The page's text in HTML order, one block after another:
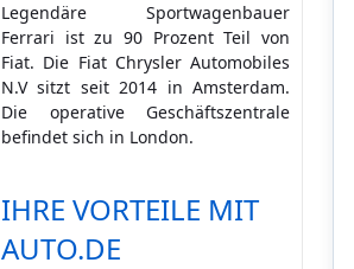
Legendäre Sportwagenbauer
Ferrari ist zu 90 Prozent Teil von
Fiat. Die Fiat Chrysler Automobiles
N.V sitzt seit 2014 in Amsterdam.
Die operative Geschäftszentrale
befindet sich in London.
IHRE VORTEILE MIT
AUTO.DE